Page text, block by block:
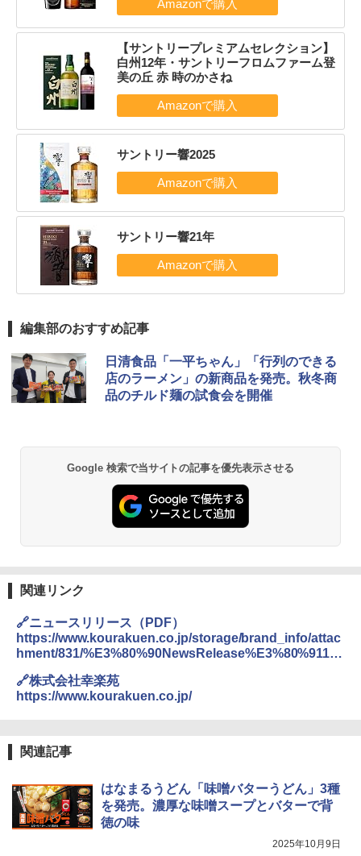
【サントリープレミアムセレクション】
白州12年・サントリーフロムファーム登
美の丘 赤 時のかさね
サントリー響2025
サントリー響21年
編集部のおすすめ記事
日清食品「一平ちゃん」「行列のできる
店のラーメン」の新商品を発売。秋冬商
品のチルド麺の試食会を開催
Google 検索で当サイトの記事を優先表示させる
関連リンク
🔗ニュースリリース（PDF）
https://www.kourakuen.co.jp/storage/brand_info/attac
hment/831/%E3%80%90NewsRelease%E3%80%9110
86%E5%93%81%E3%83%BB%E3%82%AD%E3%83%
A3%E3%83%B3%E3%83%9A%E3%83%BC%E3%83%
🔗株式会社幸楽苑
https://www.kourakuen.co.jp/
関連記事
はなまるうどん「味噌バターうどん」3種
を発売。濃厚な味噌スープとバターで背
徳の味
2025年10月9日